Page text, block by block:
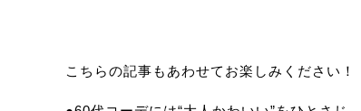
こちらの記事もあわせてお楽しみください！